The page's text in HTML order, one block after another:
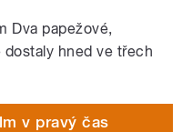
Dva papežové,
hned ve třech
v pravý čas